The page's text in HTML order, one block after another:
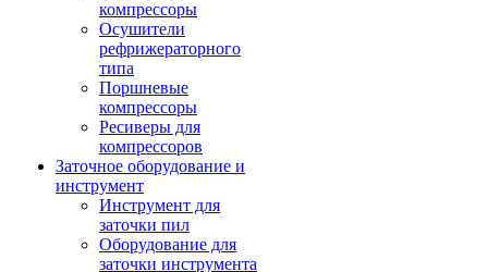
компрессоры
Осушители
рефрижераторного
типа
Поршневые
компрессоры
Ресиверы для
компрессоров
Заточное оборудование и
инструмент
Инструмент для
заточки пил
Оборудование для
заточки инструмента